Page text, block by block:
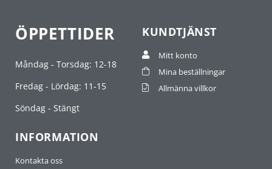
ÖPPETTIDER
Måndag - Torsdag: 12-18
Fredag - Lördag: 11-15
Söndag - Stängt
KUNDTJÄNST
Mitt konto
Mina beställningar
Allmänna villkor
INFORMATION
Kontakta oss